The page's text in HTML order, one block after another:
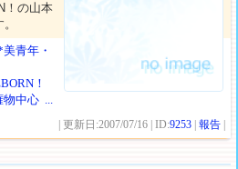
！の山本
青年・
！
物中心 ...
| 更新日:2007/07/16 | ID:9253 |報告